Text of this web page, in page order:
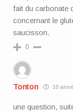
fait du carbonate
concernant le
saucisson.
0
Tonton 10
une question,